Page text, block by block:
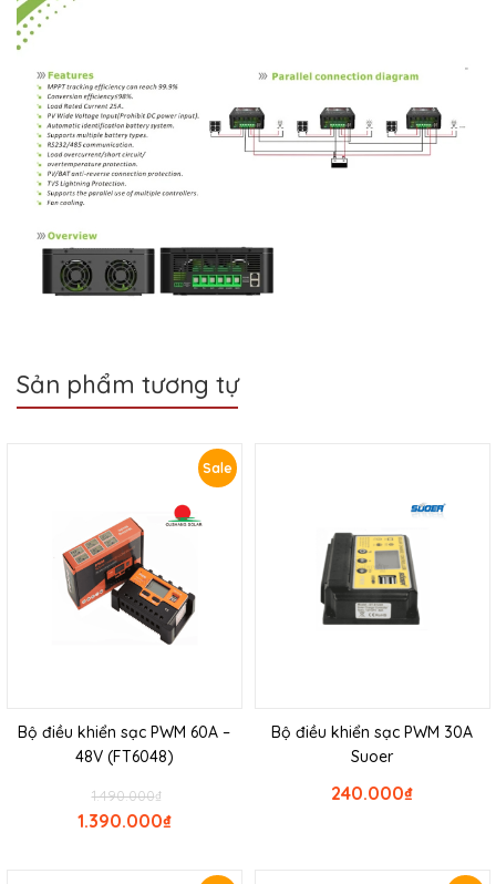
Sản phẩm tương tự
Sale
Bộ điều khiển sạc PWM 60A –
48V (FT6048)
₫
1.490.000
₫
1.390.000
Bộ điều khiển sạc PWM 30A
Suoer
₫
240.000